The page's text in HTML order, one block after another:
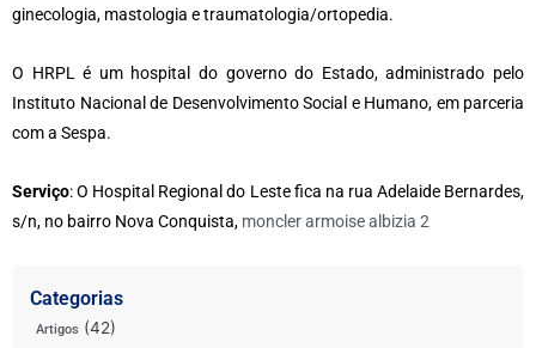
ginecologia, mastologia e traumatologia/ortopedia.
O HRPL é um hospital do governo do Estado, administrado pelo
Instituto Nacional de Desenvolvimento Social e Humano, em parceria
com a Sespa.
Serviço: O Hospital Regional do Leste fica na rua Adelaide Bernardes,
s/n, no bairro Nova Conquista, moncler armoise albizia 2
Categorias
Artigos (42)